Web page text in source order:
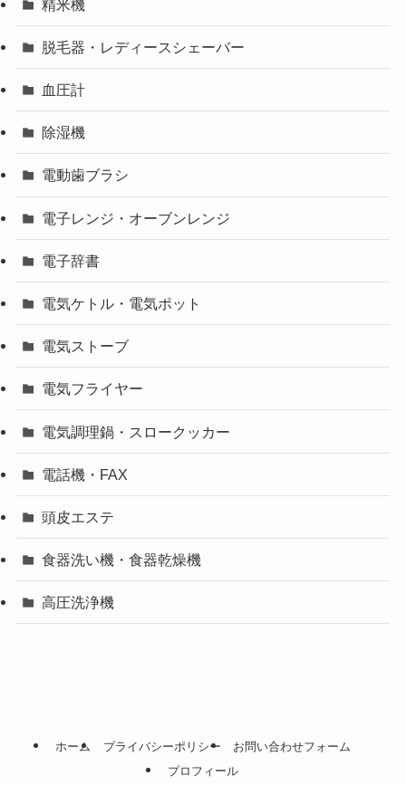
精米機
脱毛器・レディースシェーバー
血圧計
除湿機
電動歯ブラシ
電子レンジ・オーブンレンジ
電子辞書
電気ケトル・電気ポット
電気ストーブ
電気フライヤー
電気調理鍋・スロークッカー
電話機・FAX
頭皮エステ
食器洗い機・食器乾燥機
高圧洗浄機
ホーム プライバシーポリシー
お問い合わせフォーム
プロフィール